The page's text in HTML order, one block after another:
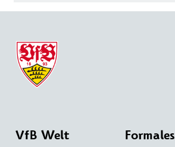
VfB Welt Formales